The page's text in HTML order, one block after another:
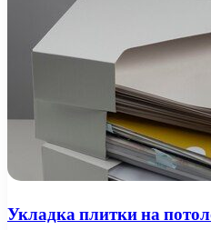
Укладка плитки на